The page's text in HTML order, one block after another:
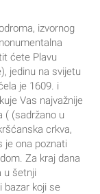
izvornog
ćete Plavu
jedinu na svijetu
je 1609. i
Vas najvažnije
( (sadržano u
crkva,
je ona poznati
Za kraj dana
u šetnji
bazar koji se